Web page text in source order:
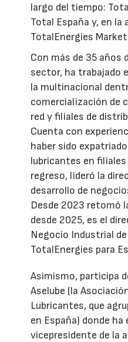
largo del tiempo:
Total España y, en la
TotalEnergies
Con más de 35 años
sector, ha trabajado
la multinacional
comercialización de
red y filiales de
Cuenta con
haber sido
lubricantes en
regreso, lideró la
desarrollo de
Desde 2023 retomó
desde 2025, es el
Negocio Industrial
TotalEnergies para
Asimismo, participa
Aselube (la
Lubricantes, que
en España) donde
vicepresidente de la